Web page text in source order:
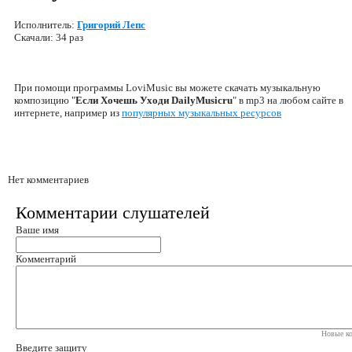
Исполнитель: Григорий Лепс
Скачали: 34 раз
При помощи программы LoviMusic вы можете скачать музыкальную
композицию "Если Хочешь Уходи DailyMusicru" в mp3 на любом сайте в
интернете, например из популярных музыкальных ресурсов
Нет комментариев
Комментарии слушателей
Ваше имя
Комментарий
Новые
Введите защиту